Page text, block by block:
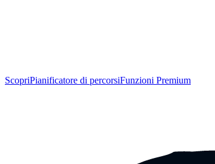
ScopriPianificatore di percorsiFunzioni Premium